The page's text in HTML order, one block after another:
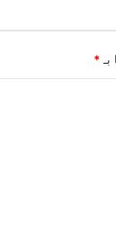
بـ *